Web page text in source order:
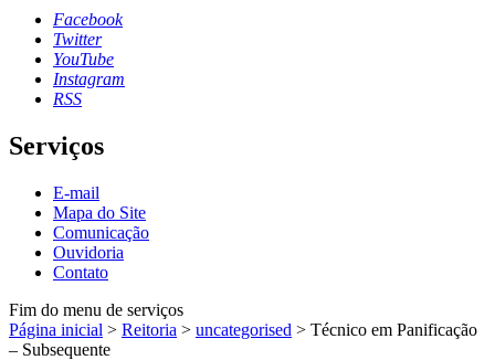
Facebook
Twitter
YouTube
Instagram
RSS
Serviços
E-mail
Mapa do Site
Comunicação
Ouvidoria
Contato
Fim do menu de serviços
Página inicial > Reitoria > uncategorised > Técnico em Panificação
– Subsequente